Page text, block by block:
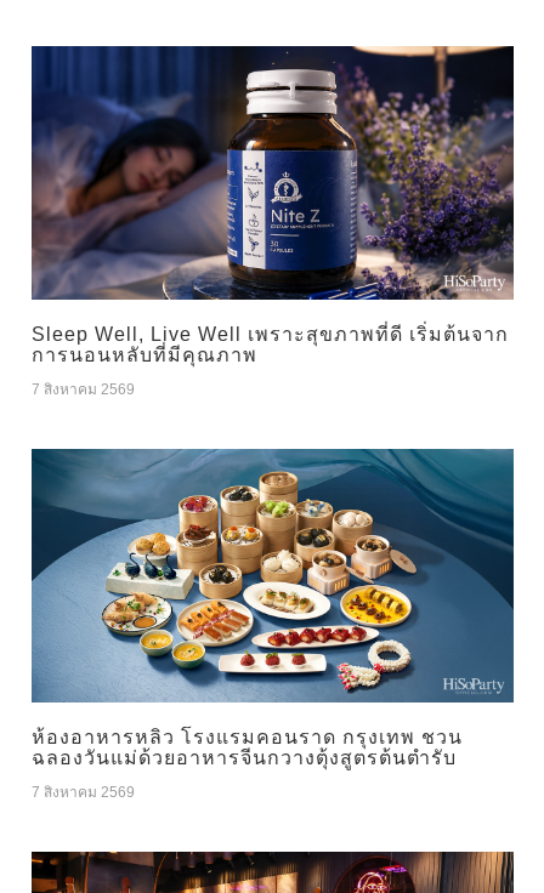
Sleep Well, Live Well เพราะสุขภาพที่ดี เริ่มต้นจาก
การนอนหลับที่มีคุณภาพ
7 สิงหาคม 2569
ห้องอาหารหลิว โรงแรมคอนราด กรุงเทพ ชวน
ฉลองวันแม่ด้วยอาหารจีนกวางตุ้งสูตรต้นตำรับ
7 สิงหาคม 2569